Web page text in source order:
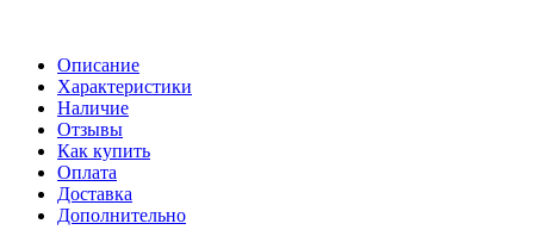
Описание
Характеристики
Наличие
Отзывы
Как купить
Оплата
Доставка
Дополнительно